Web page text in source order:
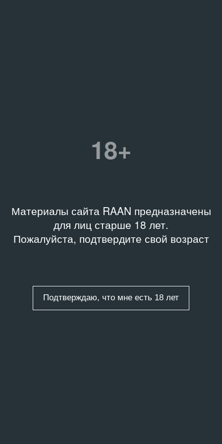
18+
Материалы сайта RAAN предназначены
для лиц старше 18 лет.
Пожалуйста, подтвердите свой возраст
Подтверждаю, что мне есть 18 лет